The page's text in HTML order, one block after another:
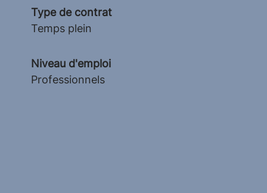
Type de contrat
Temps plein
Niveau d'emploi
Professionnels